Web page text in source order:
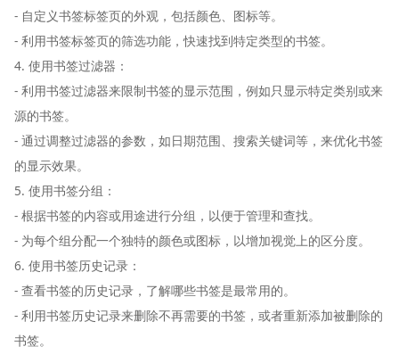
- 自定义书签标签页的外观，包括颜色、图标等。
- 利用书签标签页的筛选功能，快速找到特定类型的书签。
4. 使用书签过滤器：
- 利用书签过滤器来限制书签的显示范围，例如只显示特定类别或来
源的书签。
- 通过调整过滤器的参数，如日期范围、搜索关键词等，来优化书签
的显示效果。
5. 使用书签分组：
- 根据书签的内容或用途进行分组，以便于管理和查找。
- 为每个组分配一个独特的颜色或图标，以增加视觉上的区分度。
6. 使用书签历史记录：
- 查看书签的历史记录，了解哪些书签是最常用的。
- 利用书签历史记录来删除不再需要的书签，或者重新添加被删除的
书签。